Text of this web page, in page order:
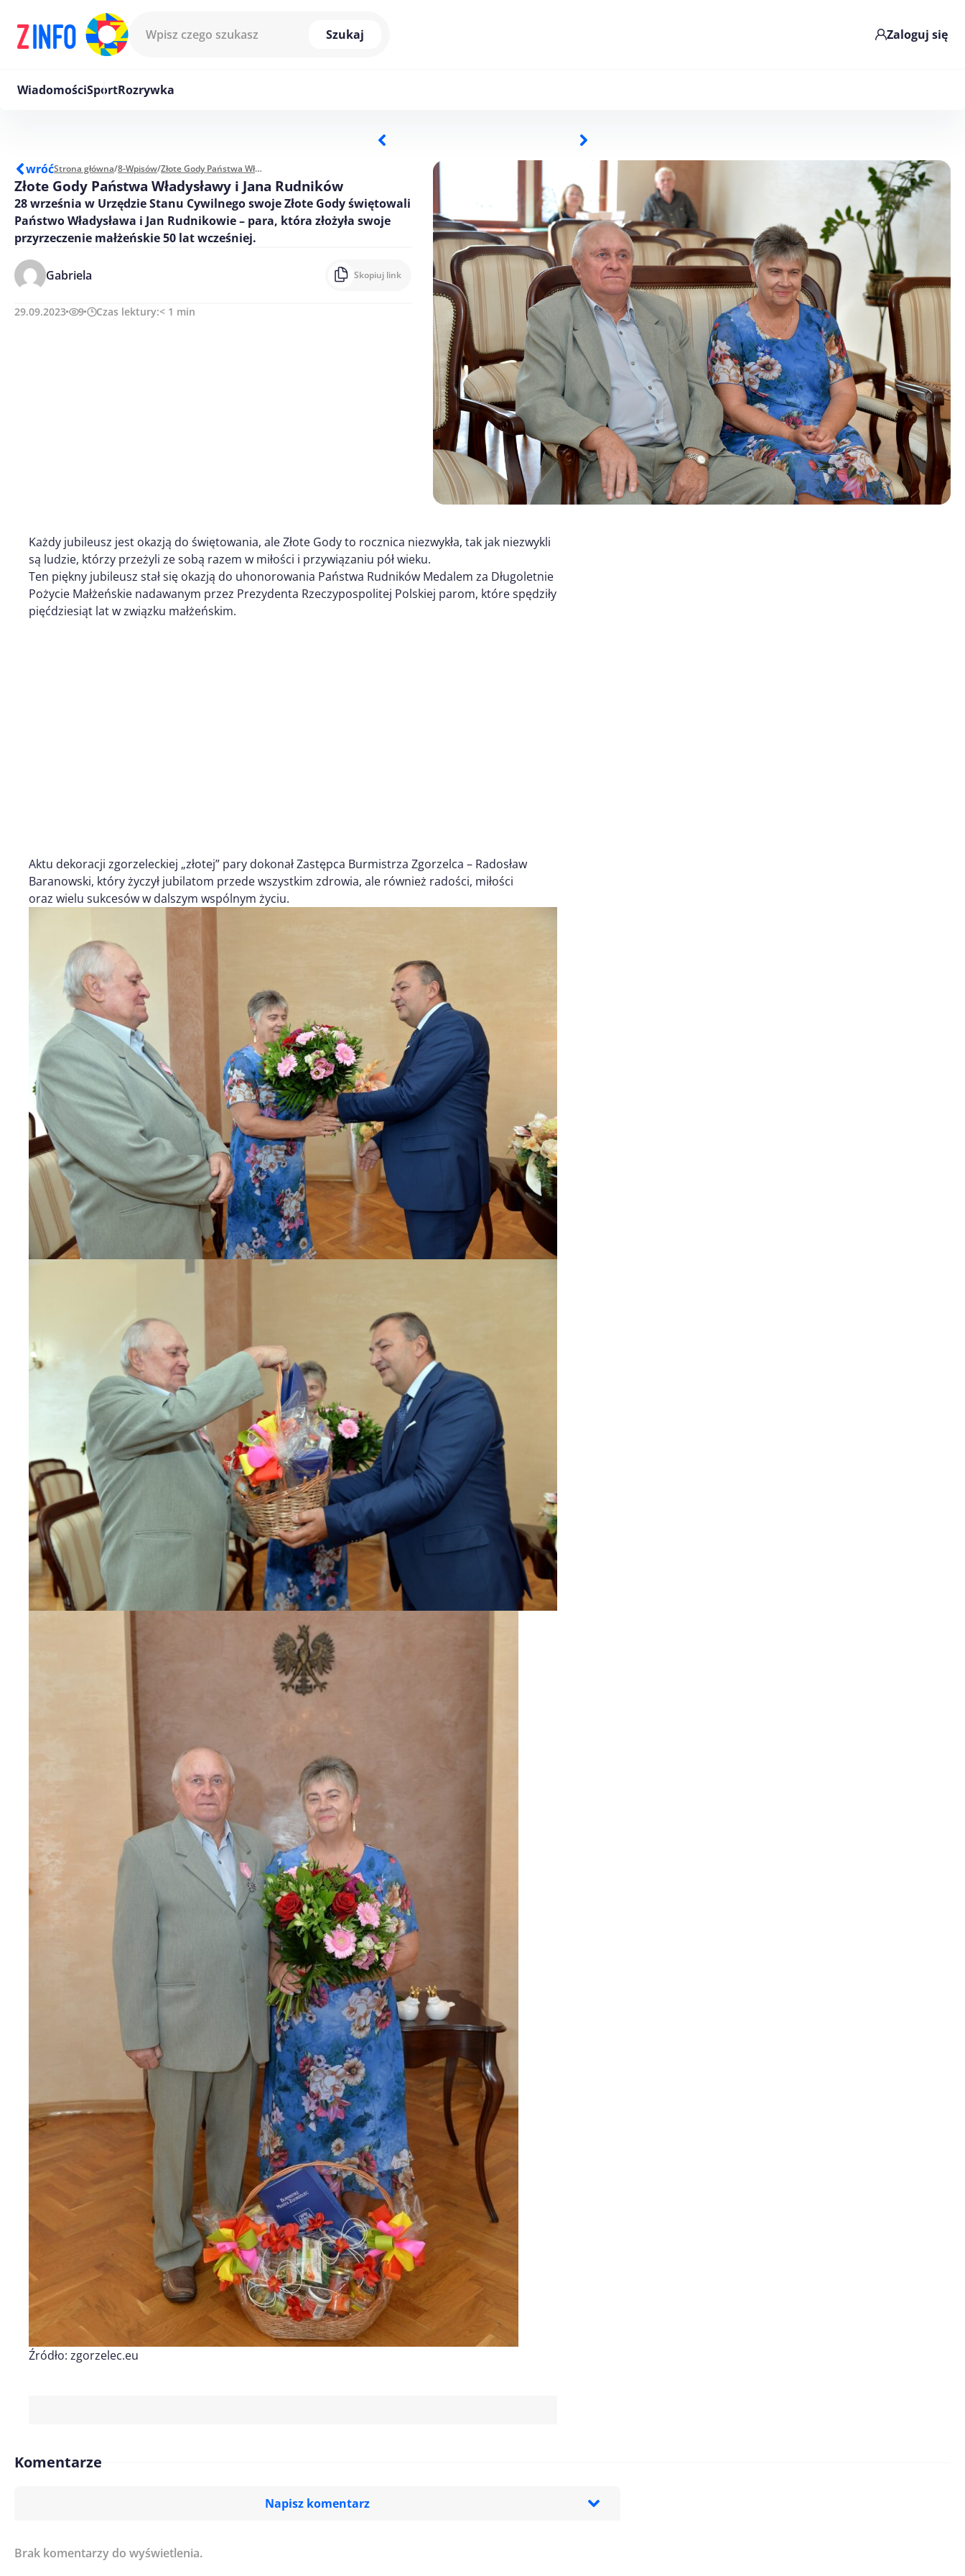
Szukaj
Zaloguj się
WiadomościSportRozrywka
wróćStrona główna/8-Wpisów/ Złote Gody Państwa Władysławy i Jana Rudników
Złote Gody Państwa Władysławy i Jana Rudników
28 września w Urzędzie Stanu Cywilnego swoje Złote Gody świętowali
Państwo Władysława i Jan Rudnikowie – para, która złożyła swoje
przyrzeczenie małżeńskie 50 lat wcześniej.
Gabriela Skopiuj link
29.09.2023 9 Czas lektury:< 1 min
Każdy jubileusz jest okazją do świętowania, ale Złote Gody to rocznica niezwykła, tak jak niezwykli
są ludzie, którzy przeżyli ze sobą razem w miłości i przywiązaniu pół wieku.
Ten piękny jubileusz stał się okazją do uhonorowania Państwa Rudników Medalem za Długoletnie
Pożycie Małżeńskie nadawanym przez Prezydenta Rzeczypospolitej Polskiej parom, które spędziły
pięćdziesiąt lat w związku małżeńskim.
Aktu dekoracji zgorzeleckiej „złotej” pary dokonał Zastępca Burmistrza Zgorzelca – Radosław
Baranowski, który życzył jubilatom przede wszystkim zdrowia, ale również radości, miłości
oraz wielu sukcesów w dalszym wspólnym życiu.
Źródło: zgorzelec.eu
Komentarze
Napisz komentarz
Imię/ Nick*
Brak komentarzy do wyświetlenia.